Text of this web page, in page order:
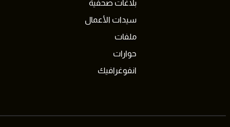
بلاغات صحفية
سيدات الأعمال
ملفات
حوارات
انفوغرافيك